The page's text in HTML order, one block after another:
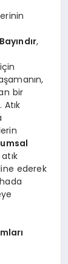
,
bir
ederek